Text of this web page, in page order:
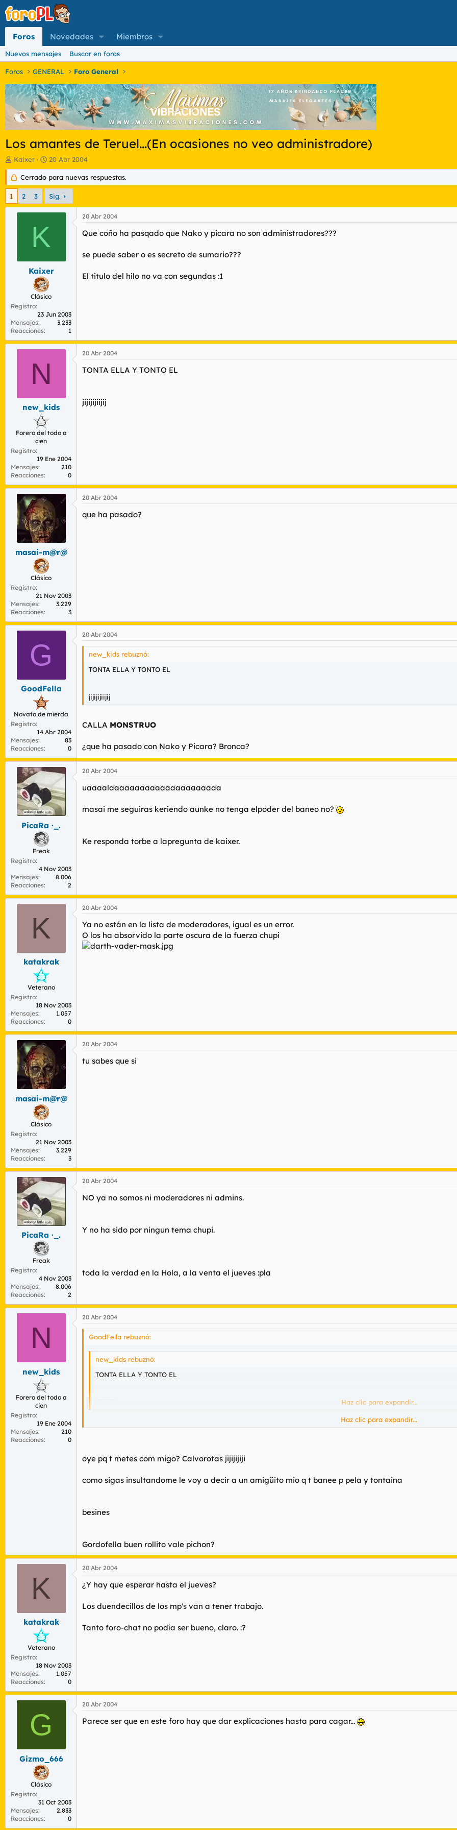
Foros Novedades Miembros
Nuevos mensajes Buscar en foros
Foros GENERAL Foro General
Los amantes de Teruel...(En ocasiones no veo administradore)
I
n
i
c
a
d
Kaixer
F
e
c
h
a
d
e
i
o
20 Abr 2004
Cerrado para nuevas respuestas.
1 2 3 Sig.
K
Kaixer
Clásico
Registro
23 Jun 2003
Mensajes
3.233
Reacciones
1
20 Abr 2004
Que coño ha pasqado que Nako y picara no son administradores???
se puede saber o es secreto de sumario???
El titulo del hilo no va con segundas :1
N
new_kids
Forero del todo a
cien
Registro
19 Ene 2004
Mensajes
210
Reacciones
0
20 Abr 2004
TONTA ELLA Y TONTO EL
jijijijiijij
masai-m@r@
Clásico
Registro
21 Nov 2003
Mensajes
3.229
Reacciones
3
20 Abr 2004
que ha pasado?
G
GoodFella
Novato de mierda
Registro
14 Abr 2004
Mensajes
83
Reacciones
0
20 Abr 2004
new_kids rebuznó:
TONTA ELLA Y TONTO EL
jijijijiijij
CALLA MONSTRUO
¿que ha pasado con Nako y Picara? Bronca?
PicaRa ·_.
Freak
Registro
4 Nov 2003
Mensajes
8.006
Reacciones
2
20 Abr 2004
uaaaalaaaaaaaaaaaaaaaaaaaaaa
masai me seguiras keriendo aunke no tenga elpoder del baneo no?
Ke responda torbe a lapregunta de kaixer.
K
katakrak
Veterano
Registro
18 Nov 2003
Mensajes
1.057
Reacciones
0
20 Abr 2004
Ya no están en la lista de moderadores, igual es un error.
O los ha absorvido la parte oscura de la fuerza chupi
masai-m@r@
Clásico
Registro
21 Nov 2003
Mensajes
3.229
Reacciones
3
20 Abr 2004
tu sabes que si
PicaRa ·_.
Freak
Registro
4 Nov 2003
Mensajes
8.006
Reacciones
2
20 Abr 2004
NO ya no somos ni moderadores ni admins.
Y no ha sido por ningun tema chupi.
toda la verdad en la Hola, a la venta el jueves :pla
N
new_kids
Forero del todo a
cien
Registro
19 Ene 2004
Mensajes
210
Reacciones
0
20 Abr 2004
GoodFella rebuznó:
new_kids rebuznó:
TONTA ELLA Y TONTO EL
Haz clic para expandir...
CALLAMONSTRUO
Haz clic para expandir...
oye pq t metes com migo? Calvorotas jijijijiji
como sigas insultandome le voy a decir a un amigüito mio q t banee p pela y tontaina
besines
Gordofella buen rollito vale pichon?
K
katakrak
Veterano
Registro
18 Nov 2003
Mensajes
1.057
Reacciones
0
20 Abr 2004
¿Y hay que esperar hasta el jueves?
Los duendecillos de los mp's van a tener trabajo.
Tanto foro-chat no podía ser bueno, claro. :?
G
Gizmo_666
Clásico
Registro
31 Oct 2003
Mensajes
2.833
Reacciones
0
20 Abr 2004
Parece ser que en este foro hay que dar explicaciones hasta para cagar...